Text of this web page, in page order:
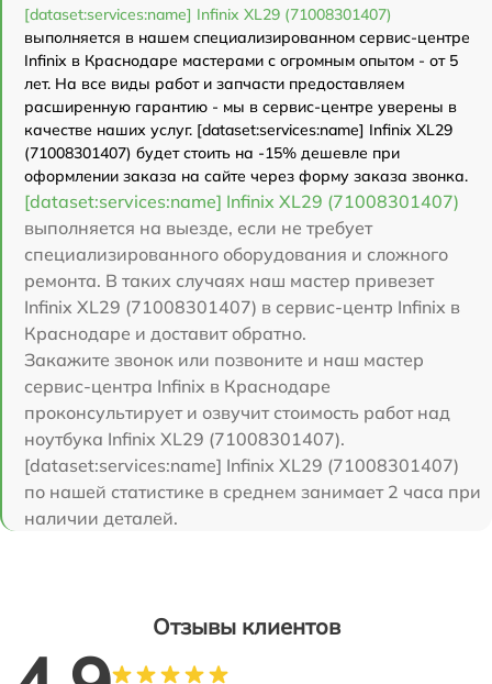
[dataset:services:name] Infinix XL29 (71008301407)
выполняется в нашем специализированном сервис-центре
Infinix в Краснодаре мастерами с огромным опытом - от 5
лет. На все виды работ и запчасти предоставляем
расширенную гарантию - мы в сервис-центре уверены в
качестве наших услуг. [dataset:services:name] Infinix XL29
(71008301407) будет стоить на -15% дешевле при
оформлении заказа на сайте через форму заказа звонка.
[dataset:services:name] Infinix XL29 (71008301407)
выполняется на выезде, если не требует
специализированного оборудования и сложного
ремонта. В таких случаях наш мастер привезет
Infinix XL29 (71008301407) в сервис-центр Infinix в
Краснодаре и доставит обратно.
Закажите звонок или позвоните и наш мастер
сервис-центра Infinix в Краснодаре
проконсультирует и озвучит стоимость работ над
ноутбука Infinix XL29 (71008301407).
[dataset:services:name] Infinix XL29 (71008301407)
по нашей статистике в среднем занимает 2 часа при
наличии деталей.
Отзывы клиентов